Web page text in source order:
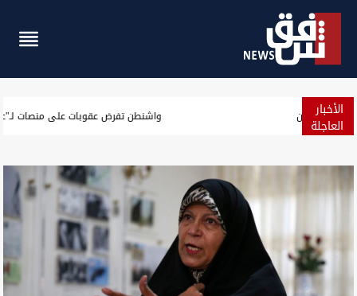
الأخبار
العاجلة الجيش الأميركي يعلن حصيلة جديدة لنتائج حصار إيران